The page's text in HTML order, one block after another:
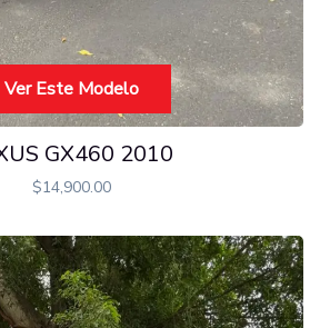
Ver Este Modelo
GX460 2010
$14,900.00